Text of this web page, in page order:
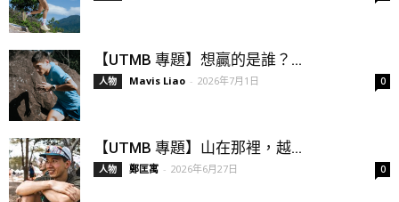
【UTMB 專題】想贏的是誰？...
人物 Mavis Liao - 2026年7月1日 0
【UTMB 專題】山在那裡，越...
人物 鄭匡寓 - 2026年6月27日 0